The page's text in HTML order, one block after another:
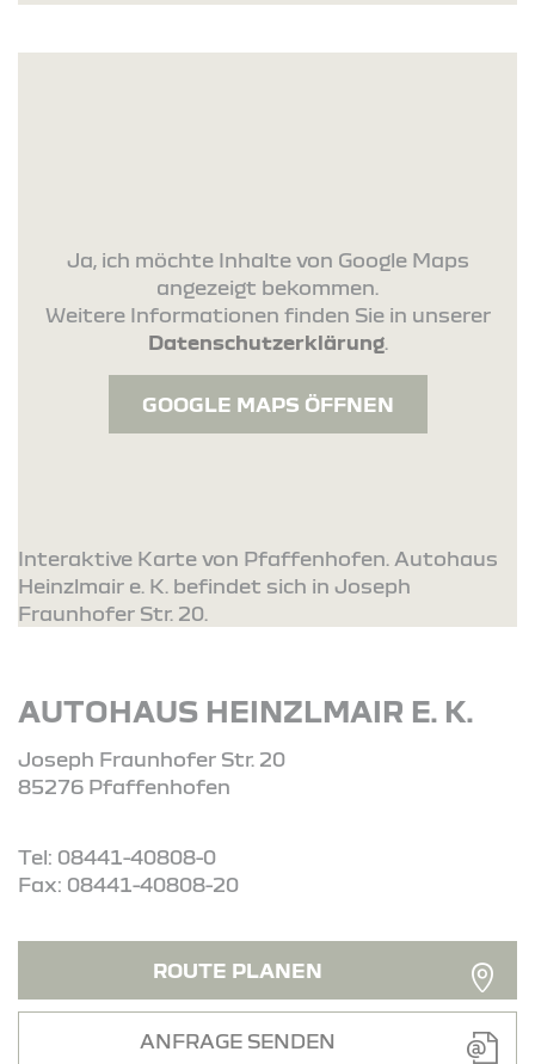
Ja, ich möchte Inhalte von Google Maps
angezeigt bekommen.
Weitere Informationen finden Sie in unserer
Datenschutzerklärung.
GOOGLE MAPS ÖFFNEN
Interaktive Karte von Pfaffenhofen. Autohaus
Heinzlmair e. K. befindet sich in Joseph
Fraunhofer Str. 20.
AUTOHAUS HEINZLMAIR E. K.
Joseph Fraunhofer Str. 20
85276 Pfaffenhofen
Tel: 08441-40808-0
Fax: 08441-40808-20
ROUTE PLANEN
ANFRAGE SENDEN